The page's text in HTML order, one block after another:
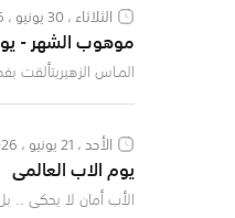
الثلاثاء ، 30 يونيو ، 2026
موهوب الشهر - يونيو
المـاس الزهيريتألقت
الأحد ، 21 يونيو ، 2026
يوم الاب العالمي
الأب أمان لا يحكى ..